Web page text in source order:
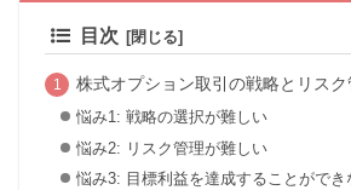
目次
株式オプション取引の戦略とリス
悩み1: 戦略の選択が難しい
悩み2: リスク管理が難しい
悩み3: 目標利益を達成することができ